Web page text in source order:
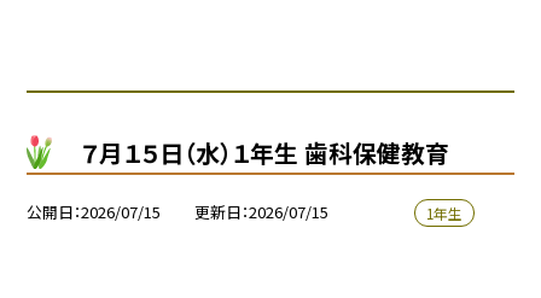
７月１５日（水）１年生 歯科保健教育
公開日 2026/07/15 更新日 2026/07/15 1年生